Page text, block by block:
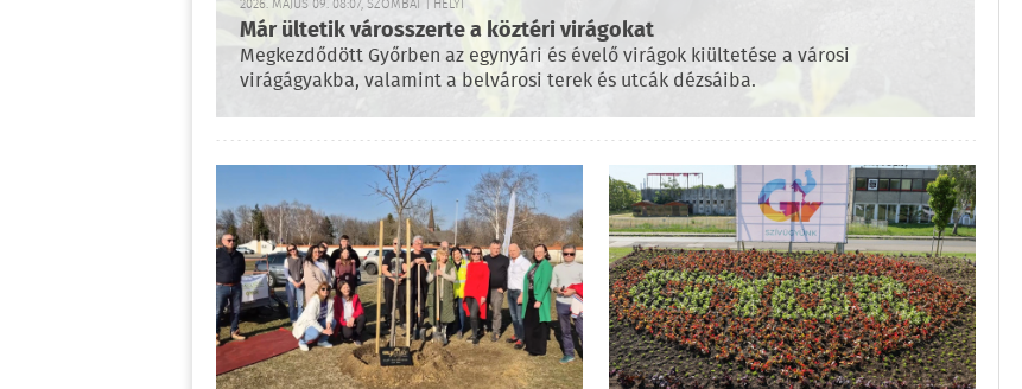
2026. MÁJUS 09. 08:07, SZOMBAT | HELYI
Már ültetik városszerte a köztéri virágokat
Megkezdődött Győrben az egynyári és évelő virágok kiültetése a városi
virágágyakba, valamint a belvárosi terek és utcák dézsáiba.